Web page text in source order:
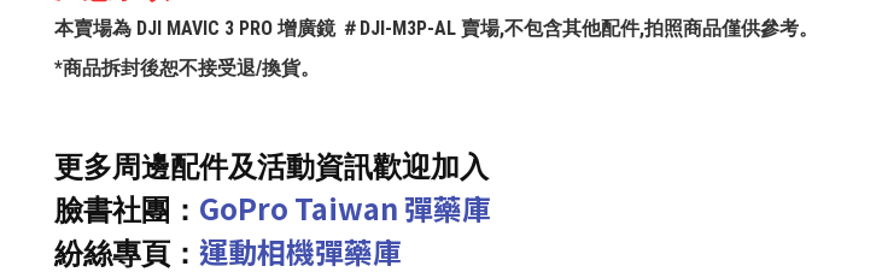
本賣場為 DJI MAVIC 3 PRO 增廣鏡 ＃DJI-M3P-AL 賣場,不包含其他配件,拍照商品僅供參考。
*商品拆封後恕不接受退/換貨。
更多周邊配件及活動資訊歡迎加入
臉書社團： GoPro Taiwan 彈藥庫
紛絲專頁： 運動相機彈藥庫